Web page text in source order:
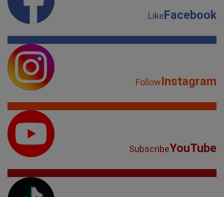
LikeFacebook
FollowInstagram
SubscribeYouTube